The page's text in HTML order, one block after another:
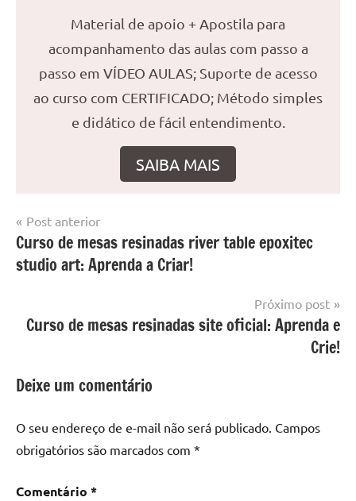
Material de apoio + Apostila para
acompanhamento das aulas com passo a
passo em VÍDEO AULAS; Suporte de acesso
ao curso com CERTIFICADO; Método simples
e didático de fácil entendimento.
SAIBA MAIS
Marcado
com
mesa
Mesa
epoxi
madeira,
Mesa
madeira
Mesa
resinada
Navegação
de
Post
Post anterior
Curso de mesas resinadas river table epoxitec
studio art: Aprenda a Criar!
Próximo post
Curso de mesas resinadas site oficial: Aprenda e
Crie!
Deixe um comentário
O seu endereço de e-mail não será publicado. Campos
obrigatórios são marcados com *
Comentário *